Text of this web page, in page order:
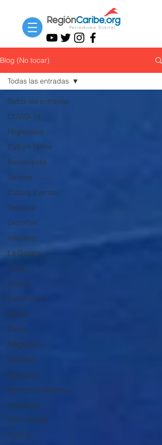
Blog (No tocar)
Todas las entradas
COVID-19
Regionales
Cultura Home
Barranquilla
Turismo
Cultura Eventos
Destacar
Deportes
Atlántico
La Guajira
Cesar
English
San Andres
Bolívar
Sucre
Magdalena
Córdoba
Bloggeros
Hermanos Mayores
Economía
RAP CARIBE
Política
Todas las entradas